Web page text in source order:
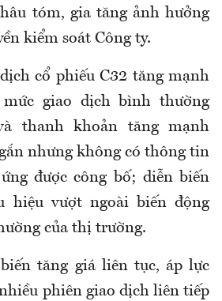
tóm, gia tăng ảnh hưởng
kiểm soát Công ty.
cổ phiếu C32 tăng mạnh
giao dịch bình thường
thanh khoản tăng mạnh
nhưng không có thông tin
được công bố; diễn biến
hiệu vượt ngoài biến động
của thị trường.
tăng giá liên tục, áp lực
phiên giao dịch liên tiếp